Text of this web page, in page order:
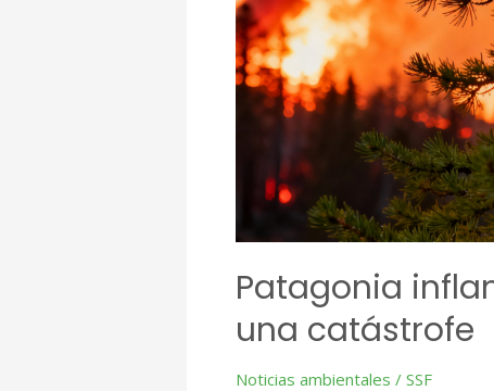
Patagonia
una catástrofe
Noticias ambientales / SSF